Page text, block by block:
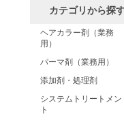
カテゴリから探
ヘアカラー剤（業務
用）
パーマ剤（業務用）
添加剤・処理剤
システムトリートメン
ト